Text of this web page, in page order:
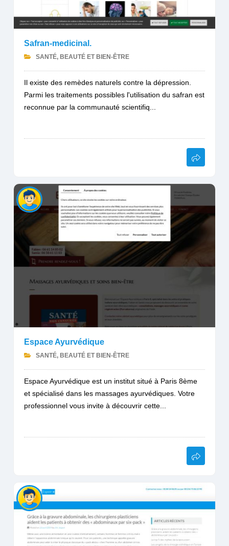
Safran-medicinal.
SANTÉ, BEAUTÉ ET BIEN-ÊTRE
Il existe des remèdes naturels contre la dépression.
Parmi les traitements possibles l'utilisation du safran est
reconnue par la communauté scientifiq...
Espace Ayurvédique
SANTÉ, BEAUTÉ ET BIEN-ÊTRE
Espace Ayurvédique est un institut situé à Paris 8ème
et spécialisé dans les massages ayurvédiques. Votre
professionnel vous invite à découvrir cette...